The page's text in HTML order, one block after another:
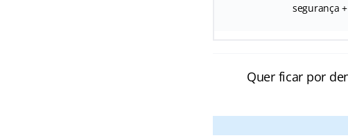
segurança
Quer ficar por